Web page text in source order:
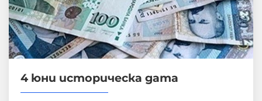
4 юни историческа дата